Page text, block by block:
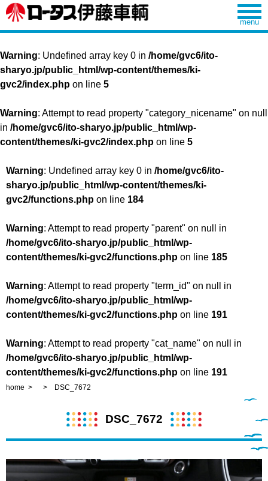
Warning: Undefined array key 0 in /home/gvc6/ito-
sharyo.jp/public_html/wp-content/themes/ki-
gvc2/index.php on line 5
Warning: Attempt to read property "category_nicename" on null
in /home/gvc6/ito-sharyo.jp/public_html/wp-
content/themes/ki-gvc2/index.php on line 5
Warning: Undefined array key 0 in /home/gvc6/ito-
sharyo.jp/public_html/wp-content/themes/ki-
gvc2/functions.php on line 184
Warning: Attempt to read property "parent" on null in
/home/gvc6/ito-sharyo.jp/public_html/wp-
content/themes/ki-gvc2/functions.php on line 185
Warning: Attempt to read property "term_id" on null in
/home/gvc6/ito-sharyo.jp/public_html/wp-
content/themes/ki-gvc2/functions.php on line 191
Warning: Attempt to read property "cat_name" on null in
/home/gvc6/ito-sharyo.jp/public_html/wp-
content/themes/ki-gvc2/functions.php on line 191
home DSC_7672
DSC_7672